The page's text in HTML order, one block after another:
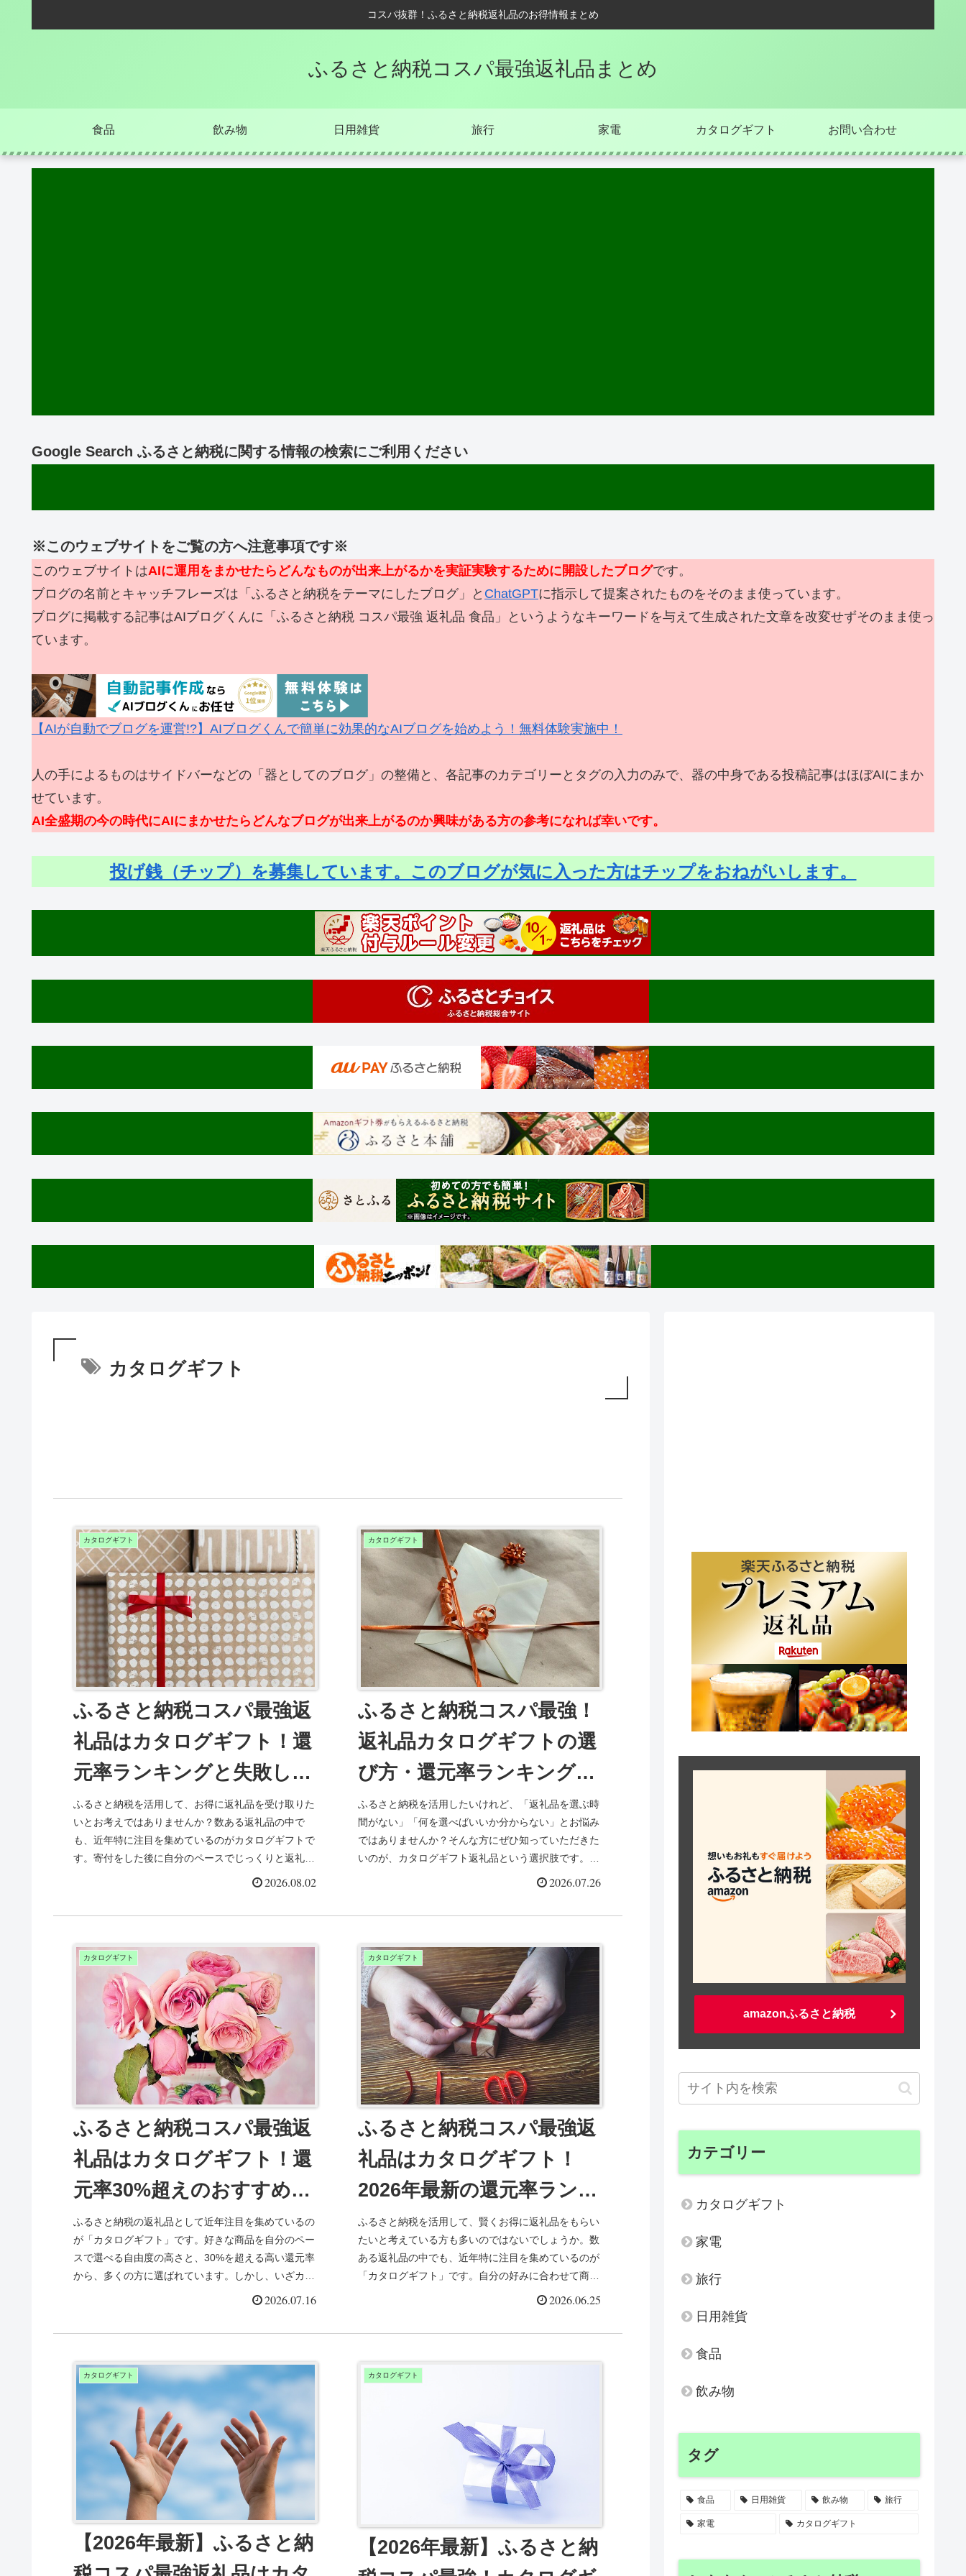
コスパ抜群！ふるさと納税返礼品のお得情報まとめ
ふるさと納税コスパ最強返礼品まとめ
食品 飲み物 日用雑貨 旅行 家電 カタログギフト お問い合わせ
Google Search ふるさと納税に関する情報の検索にご利用ください
※このウェブサイトをご覧の方へ注意事項です※
このウェブサイトはAIに運用をまかせたらどんなものが出来上がるかを実証実験するために開設したブログです。
ブログの名前とキャッチフレーズは「ふるさと納税をテーマにしたブログ」と ChatGPTに指示して提案されたものをそのまま使っています。
ブログに掲載する記事はAIブログくんに「ふるさと納税 コスパ最強 返礼品 食品」というようなキーワードを与えて生成された文章を改変せずそのまま使っ
ています。
【AIが自動でブログを運営!?】AIブログくんで簡単に効果的なAIブログを始めよう！無料体験実施中！
人の手によるものはサイドバーなどの「器としてのブログ」の整備と、各記事のカテゴリーとタグの入力のみで、器の中身である投稿記事はほぼAIにまか
せています。
AI全盛期の今の時代にAIにまかせたらどんなブログが出来上がるのか興味がある方の参考になれば幸いです。
投げ銭（チップ）を募集しています。このブログが気に入った方はチップをおねがいします。
カタログギフト
カタログギフト
ふるさと納税コスパ最強返
礼品はカタログギフト！還
元率ランキングと失敗しな
い選び方を徹底解説
ふるさと納税を活用して、お得に返礼品を受け取りた
いとお考えではありませんか？数ある返礼品の中で
も、近年特に注目を集めているのがカタログギフトで
す。寄付をした後に自分のペースでじっくりと返礼品
を選べるカタログギフトは、その利便性と選択肢の豊
2026.08.02
カタログギフト
ふるさと納税コスパ最強！
返礼品カタログギフトの選
び方・還元率ランキング＆
おすすめサイト比較
ふるさと納税を活用したいけれど、「返礼品を選ぶ時
間がない」「何を選べばいいか分からない」とお悩み
ではありませんか？そんな方にぜひ知っていただきた
いのが、カタログギフト返礼品という選択肢です。寄
付後にカタログが届き、自分のペースでじっくりと
2026.07.26
カタログギフト
ふるさと納税コスパ最強返
礼品はカタログギフト！還
元率30%超えのおすすめラ
ンキングと賢い選び方
ふるさと納税の返礼品として近年注目を集めているの
が「カタログギフト」です。好きな商品を自分のペー
スで選べる自由度の高さと、30%を超える高い還元率
から、多くの方に選ばれています。しかし、いざカタ
ログギフトを選ぼうとしても、ポータルサイトや寄...
2026.07.16
カタログギフト
ふるさと納税コスパ最強返
礼品はカタログギフト！
2026年最新の還元率ランキ
ングと賢い選び方を徹底解
説
ふるさと納税を活用して、賢くお得に返礼品をもらい
たいと考えている方も多いのではないでしょうか。数
ある返礼品の中でも、近年特に注目を集めているのが
「カタログギフト」です。自分の好みに合わせて商品
を選べる自由度の高さや、驚くほど高い還元率から
2026.06.25
カタログギフト
【2026年最新】ふるさと納
カタログギフト
【2026年最新】ふるさと納
amazonふるさと納税
カテゴリー
カタログギフト
家電
旅行
日用雑貨
食品
飲み物
タグ
食品 日用雑貨 飲み物 旅行
家電 カタログギフト